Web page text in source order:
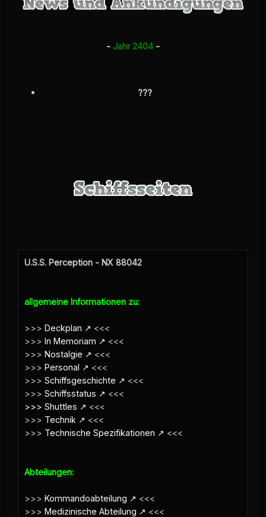
- Jahr 2404 -
???
U.S.S. Perception - NX 88042
allgemeine Informationen zu:
>>> Deckplan
<<<
>>> In Memoriam
<<<
>>> Nostalgie
<<<
>>> Personal
<<<
>>> Schiffsgeschichte
<<<
>>> Schiffsstatus
<<<
>>> Shuttles
<<<
>>> Technik
<<<
>>> Technische Spezifikationen <<<
Abteilungen:
>>> Kommandoabteilung
<<<
>>> Medizinische Abteilung
<<<